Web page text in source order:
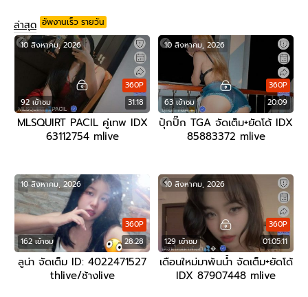
ล่าสุด อัพงานเร็ว รายวัน
92 เข้าชม 31:18
360P
10 สิงหาคม, 2026
MLSQUIRT PACIL คู่เทพ IDX
63112754 mlive
63 เข้าชม 20:09
360P
10 สิงหาคม, 2026
ปุ้กปิ๊ก TGA จัดเต็ม+ยัดโด้ IDX
85883372 mlive
162 เข้าชม 28:28
360P
10 สิงหาคม, 2026
ลูน่า จัดเต็ม ID: 4022471527
thlive/ช้างlive
129 เข้าชม 01:05:11
360P
10 สิงหาคม, 2026
เดือนใหม่มาพ้นน้ำ จัดเต็ม+ยัดโด้
IDX 87907448 mlive